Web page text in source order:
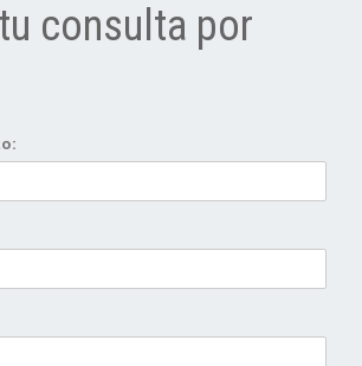
consulta por